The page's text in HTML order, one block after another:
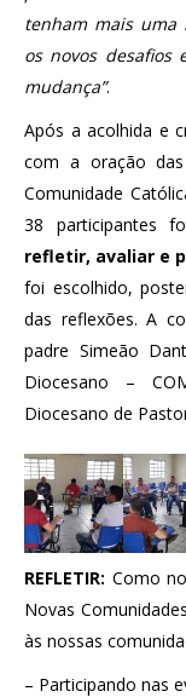
tenham mais uma
os novos desafios
mudança”.
Após a acolhida e
com a oração
Comunidade
38 participantes
refletir, avaliar e
foi escolhido,
das reflexões. A
padre Simeão
Diocesano –
Diocesano de
REFLETIR: Como
Novas
às nossas
– Participando nas